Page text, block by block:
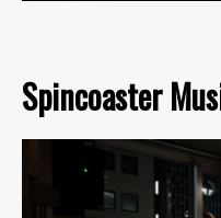
Spincoaster